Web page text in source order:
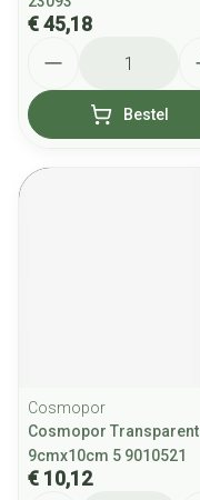
€ 45,18
Bestel
Cosmopor
Cosmopor Transparent
9cmx10cm 5 9010521
€ 10,12